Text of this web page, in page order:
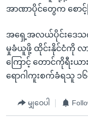
အာဏာပိုင်တွေက စော
အရှေ့အလယ်ပိုင်းဒေသက
မှုခံယူဖို့ ထိုင်းနိုင်ငံကို လာ
ကြောင့် တောင်ကိုရီးယ
ရောဂါကူးစက်ခံရသူ ၁၆
မျှဝေပါ